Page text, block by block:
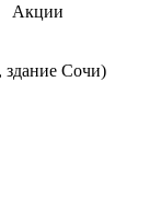
Акции
Сочи)